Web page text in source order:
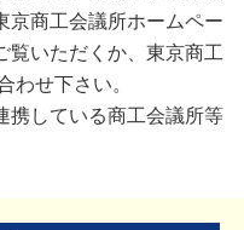
京商工会議所ホームペー
覧いただくか、東京商工
わせ下さい。
携している商工会議所等